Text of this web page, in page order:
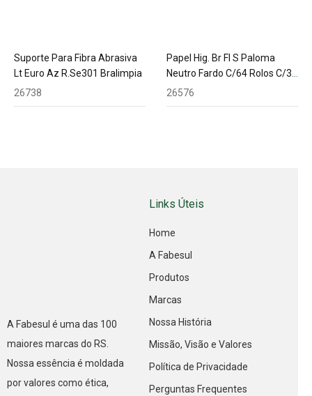
Suporte Para Fibra Abrasiva
Lt Euro Az R.Se301 Bralimpia
26738
Papel Hig. Br Fl S Paloma
Neutro Fardo C/64 Rolos C/30
M
26576
A Fabesul é uma das 100
maiores marcas do RS.
Nossa essência é moldada
por valores como ética,
Links Úteis
Home
A Fabesul
Produtos
Marcas
Nossa História
Missão, Visão e Valores
Política de Privacidade
Perguntas Frequentes